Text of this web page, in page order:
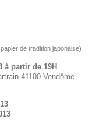
de tradition japonaise)
à partir de 19H
41100 Vendôme